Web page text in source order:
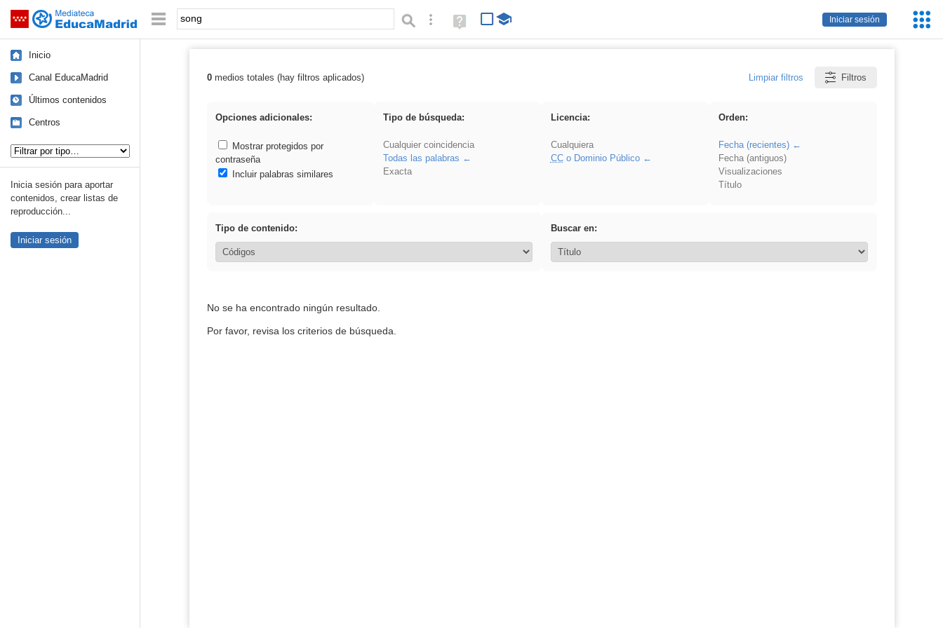
Saltar navegación
Iniciar sesión
Palabra o frase: Búsqueda avanzada
Ayuda
(en
Inicio
Canal EducaMadrid
Últimos contenidos
Centros
Inicia sesión para aportar
contenidos, crear listas de
reproducción...
Iniciar sesión
Resultados de: song
0medios totales (hay filtros aplicados) Limpiar filtros Filtros
Opciones adicionales:
Mostrar protegidos por
contraseña
Incluir palabras similares
Tipo de búsqueda:
Cualquier coincidencia
Todas las palabras
Exacta
Licencia:
Cualquiera
CCo Dominio Público
Orden:
Fecha (recientes)
Fecha (antiguos)
Visualizaciones
Título
Tipo de contenido: Buscar en:
No se ha encontrado ningún resultado.
Por favor, revisa los criterios de búsqueda.